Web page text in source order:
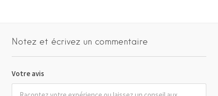
Notez et écrivez un commentaire
Votre avis